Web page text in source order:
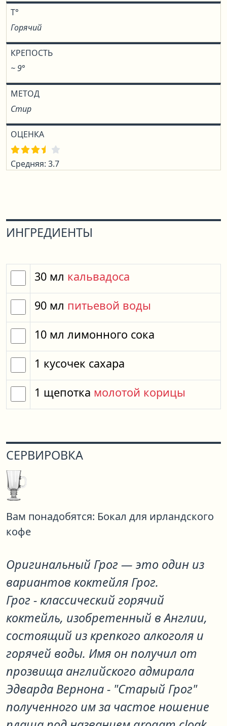
T°
Горячий
КРЕПОСТЬ
~ 9°
МЕТОД
Стир
ОЦЕНКА
Средняя: 3.7
ИНГРЕДИЕНТЫ
30 мл кальвадоса
90 мл питьевой воды
10 мл лимонного сока
1 кусочек сахара
1 щепотка молотой корицы
СЕРВИРОВКА
Вам понадобятся: Бокал для ирландского
кофе
Оригинальный Грог — это один из
вариантов коктейля Грог.
Грог - классический горячий
коктейль, изобретенный в Англии,
состоящий из крепкого алкоголя и
горячей воды. Имя он получил от
прозвища английского адмирала
Эдварда Вернона - "Старый Грог"
полученного им за частое ношение